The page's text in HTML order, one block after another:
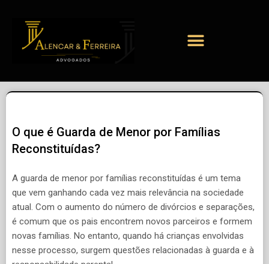
O que é Guarda de Menor por Famílias
Reconstituídas?
A guarda de menor por famílias reconstituídas é um tema
que vem ganhando cada vez mais relevância na sociedade
atual. Com o aumento do número de divórcios e separações,
é comum que os pais encontrem novos parceiros e formem
novas famílias. No entanto, quando há crianças envolvidas
nesse processo, surgem questões relacionadas à guarda e à